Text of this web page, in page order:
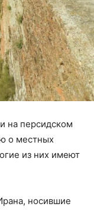
на персидском
о местных
из них имеют
носившие